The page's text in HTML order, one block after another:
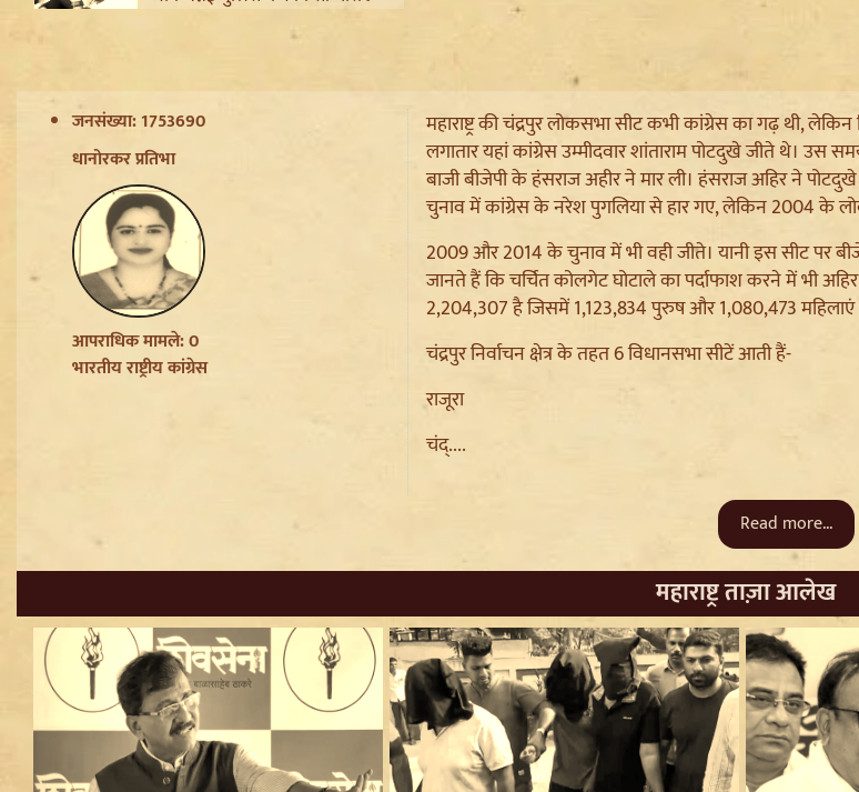
उत्पीड़न मामले में Legal Battle का
अंत
Sanjay Raut on Ram Mandir:
'राम के नाम पर लूट हो रही', चढ़ावा
चोरी के मुद्दे पर Shiv Sena UBT का
हमला
Pappu Yadav और Rahul
Gandhi की बढ़ी मुश्किलें,
Parliament में संतों का वेश धरने
पर Varanasi में FIR की मांग
Badrinath Temple Theft Case:
Punjab Paper Leak और
से मिले Sukhbir Badal, सीबीआई
जांच की उठाई मांग
Uttarakhand SIR Revision: 19
लाख मतदाताओं को नोटिस, फर्जी
Documents पर होगी सख्त
कार्रवाई
जनसंख्या: 1753690
धानोरकर प्रतिभा
आपराधिक मामले: 0
भारतीय राष्ट्रीय कांग्रेस
महाराष्ट्र की चंद्रपुर लोकसभा सीट कभी कांग्रेस का गढ़ थी,
लगातार यहां कांग्रेस उम्मीदवार शांताराम पोटदुखे जीते थे।
बाजी बीजेपी के हंसराज अहीर ने मार ली। हंसराज अहिर ने
चुनाव में कांग्रेस के नरेश पुगलिया से हार गए, लेकिन 2004 के
2009 और 2014 के चुनाव में भी वही जीते। यानी इस सीट पर
जानते हैं कि चर्चित कोलगेट घोटाले का पर्दाफाश करने में भी
2,204,307 है जिसमें 1,123,834 पुरुष और 1,080,473 महिलाएं
चंद्रपुर निर्वाचन क्षेत्र के तहत 6 विधानसभा सीटें आती हैं-
राजूरा
चंद्....
Read more...
महाराष्ट्र ताज़ा आलेख